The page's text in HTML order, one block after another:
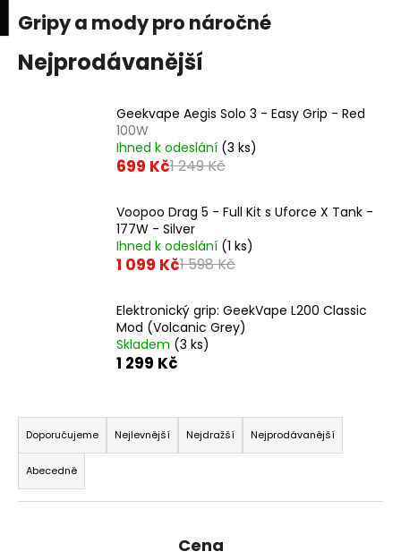
Přejít
na
obsah
Gripy a mody pro náročné
Nejprodávanější
Geekvape Aegis Solo 3 - Easy Grip - Red
100W
Ihned k odeslání (3 ks)
699 Kč1 249 Kč
Voopoo Drag 5 - Full Kit s Uforce X Tank -
177W - Silver
Ihned k odeslání (1 ks)
1 099 Kč1 598 Kč
Elektronický grip: GeekVape L200 Classic
Mod (Volcanic Grey)
Skladem (3 ks)
1 299 Kč
Ř
a
z
e
n
Doporučujeme Nejlevnější Nejdražší Nejprodávanější
Abecedně
Cena
o
a
j
t